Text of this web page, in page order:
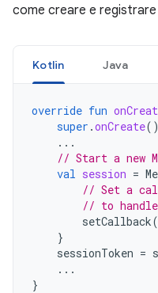
come creare e registrare
Kotlin Java
override fun
super .onCreate()
...
// Start a new
val session =
// Set a
// to
setCallback(
}
sessionToken =
...
}